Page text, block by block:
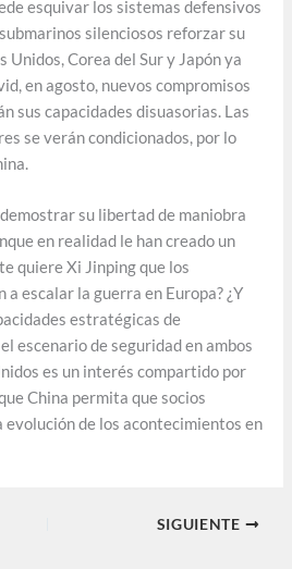
esquivar los sistemas defensivos
silenciosos reforzar su
Unidos, Corea del Sur y Japón ya
en agosto, nuevos compromisos
sus capacidades disuasorias. Las
se verán condicionados, por lo
su libertad de maniobra
en realidad le han creado un
quiere Xi Jinping que los
escalar la guerra en Europa? ¿Y
estratégicas de
escenario de seguridad en ambos
es un interés compartido por
China permita que socios
evolución de los acontecimientos en
SIGUIENTE